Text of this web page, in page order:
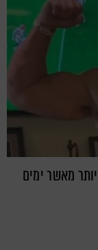
מאשר ימים